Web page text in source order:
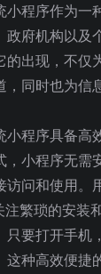
小程序作为一
政府机构以及
的出现，不仅
，同时也为信
小程序具备高
，小程序无需
访问和使用。
注繁琐的安装
只要打开手机
这种高效便捷